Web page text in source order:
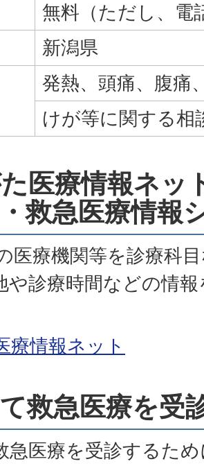
無料（ただし、電
新潟県
発熱、頭痛、腹痛
けが等に関する相
医療情報ネッ
救急医療情報
医療機関等を診療科
や診療時間などの情
療情報ネット
救急医療を受
急医療を受診するた